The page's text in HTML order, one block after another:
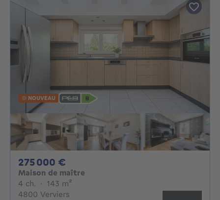
NOUVEAU
275 000 €
Maison de maître
4 ch. 4 chambres
· 143 m²
4800 Verviers